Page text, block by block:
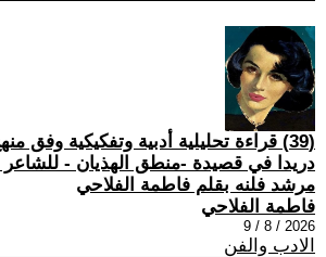
(39) قراءة تحليلية أدبية وتفكيكية وفق
دريدا في قصيدة -منطق الهذيان -
مرشد فلنه بقلم فاطمة الفلاحي
فاطمة الفلاحي
2026 / 8 / 9
الادب والفن